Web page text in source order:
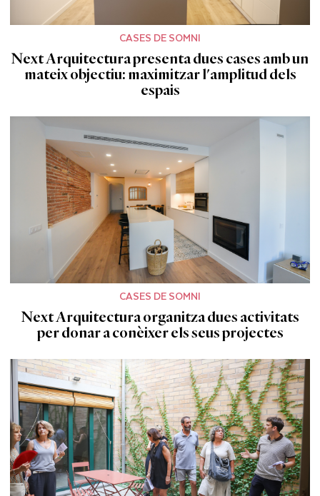
CASES DE SOMNI
Next Arquitectura presenta dues cases amb un
mateix objectiu: maximitzar l'amplitud dels
espais
CASES DE SOMNI
Next Arquitectura organitza dues activitats
per donar a conèixer els seus projectes